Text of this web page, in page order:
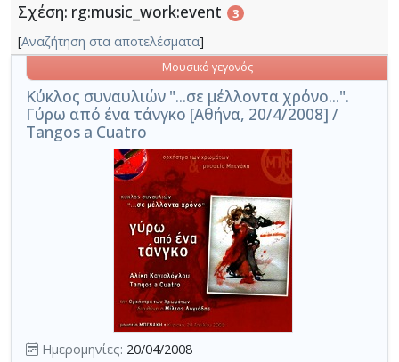
Σχέση: rg:music_work:event 3
[Αναζήτηση στα αποτελέσματα]
Κύκλος συναυλιών "...σε μέλλοντα χρόνο...".
Γύρω από ένα τάνγκο [Αθήνα, 20/4/2008] /
Tangos a Cuatro
Μουσικό γεγονός
Ημερομηνίες: 20/04/2008